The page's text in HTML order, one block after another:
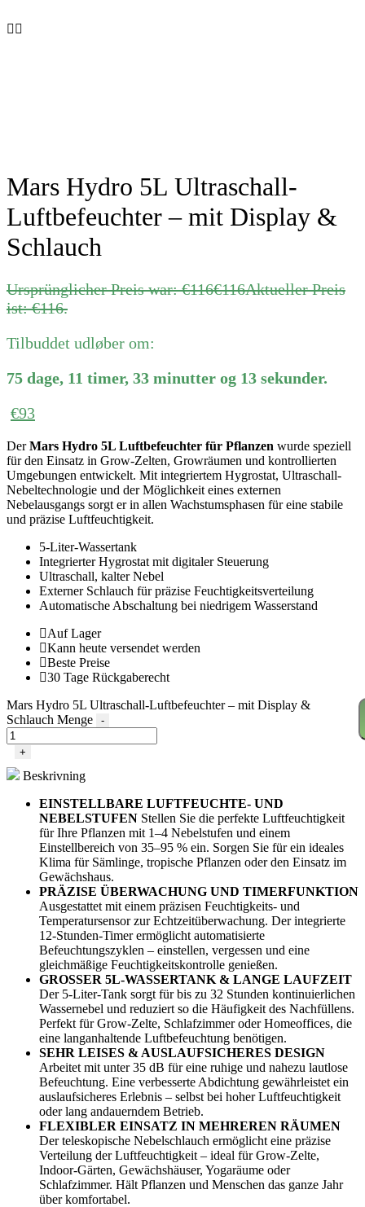
Mars Hydro 5L Ultraschall-
Luftbefeuchter – mit Display &
Schlauch
Ursprünglicher Preis war: €116€116Aktueller Preis
ist: €116.
Tilbuddet udløber om:
75 dage, 11 timer, 33 minutter og 13 sekunder.
€93
DerMars Hydro 5L Luftbefeuchter für Pflanzen wurde speziell
für den Einsatz in Grow-Zelten, Growräumen und kontrollierten
Umgebungen entwickelt. Mit integriertem Hygrostat, Ultraschall-
Nebeltechnologie und der Möglichkeit eines externen
Nebelausgangs sorgt er in allen Wachstumsphasen für eine stabile
und präzise Luftfeuchtigkeit.
5-Liter-Wassertank
Integrierter Hygrostat mit digitaler Steuerung
Ultraschall, kalter Nebel
Externer Schlauch für präzise Feuchtigkeitsverteilung
Automatische Abschaltung bei niedrigem Wasserstand
Auf Lager
Kann heute versendet werden
Beste Preise
30 Tage Rückgaberecht
Mars Hydro 5L Ultraschall-Luftbefeuchter – mit Display &
Schlauch Menge
-
+
Beskrivning
EINSTELLBARE LUFTFEUCHTE- UND
NEBELSTUFEN Stellen Sie die perfekte Luftfeuchtigkeit
für Ihre Pflanzen mit 1–4 Nebelstufen und einem
Einstellbereich von 35–95 % ein. Sorgen Sie für ein ideales
Klima für Sämlinge, tropische Pflanzen oder den Einsatz im
Gewächshaus.
PRÄZISE ÜBERWACHUNG UND TIMERFUNKTION
Ausgestattet mit einem präzisen Feuchtigkeits- und
Temperatursensor zur Echtzeitüberwachung. Der integrierte
12-Stunden-Timer ermöglicht automatisierte
Befeuchtungszyklen – einstellen, vergessen und eine
gleichmäßige Feuchtigkeitskontrolle genießen.
GROSSER 5L-WASSERTANK & LANGE LAUFZEIT
Der 5-Liter-Tank sorgt für bis zu 32 Stunden kontinuierlichen
Wassernebel und reduziert so die Häufigkeit des Nachfüllens.
Perfekt für Grow-Zelte, Schlafzimmer oder Homeoffices, die
eine langanhaltende Luftbefeuchtung benötigen.
SEHR LEISES & AUSLAUFSICHERES DESIGN
Arbeitet mit unter 35 dB für eine ruhige und nahezu lautlose
Befeuchtung. Eine verbesserte Abdichtung gewährleistet ein
auslaufsicheres Erlebnis – selbst bei hoher Luftfeuchtigkeit
oder lang andauerndem Betrieb.
FLEXIBLER EINSATZ IN MEHREREN RÄUMEN
Der teleskopische Nebelschlauch ermöglicht eine präzise
Verteilung der Luftfeuchtigkeit – ideal für Grow-Zelte,
Indoor-Gärten, Gewächshäuser, Yogaräume oder
Schlafzimmer. Hält Pflanzen und Menschen das ganze Jahr
über komfortabel.